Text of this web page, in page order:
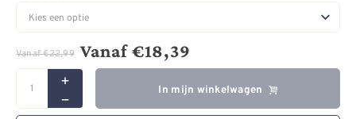
Vanaf€22,99 Vanaf€18,39
In mijn winkelwagen